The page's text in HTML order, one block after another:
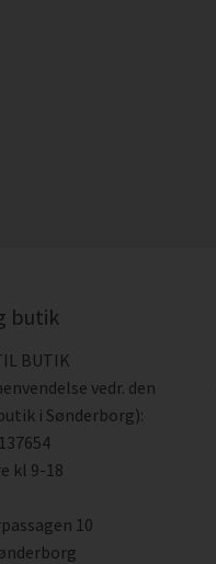
butik
BUTIK
vedr. den
i Sønderborg):
kl 9-18
10